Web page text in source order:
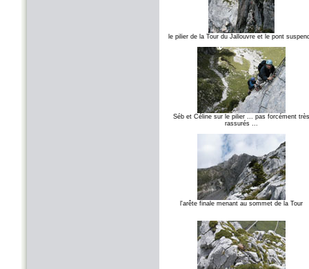
le pilier de la Tour du Jallouvre et le pont
Séb et Céline sur le pilier ... pas forcément très
rassurés ...
l'arête finale menant au sommet de la Tour